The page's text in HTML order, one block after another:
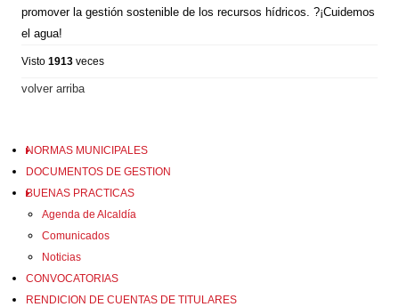
promover la gestión sostenible de los recursos hídricos. ?¡Cuidemos
el agua!
Visto1913 veces
volver arriba
NORMAS MUNICIPALES
DOCUMENTOS DE GESTION
BUENAS PRACTICAS
Agenda de Alcaldía
Comunicados
Noticias
CONVOCATORIAS
RENDICION DE CUENTAS DE TITULARES